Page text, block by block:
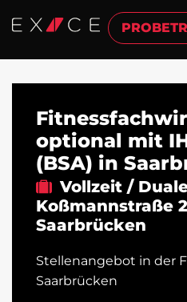
optional mit
(BSA) in
Vollzeit /
Koßmannstraße
Saarbrücken
Stellenangebot in der
Saarbrücken